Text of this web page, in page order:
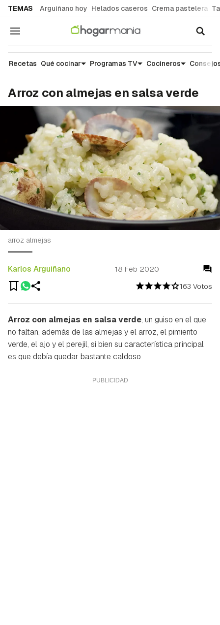
TEMAS Arguiñano hoy Helados caseros Crema pastelera
Navegación
Recetas
Recetas Qué cocinar Programas TV Cocineros
Arroz con almejas en salsa verde
163 Votos
Karlos Arguiñano 18 Feb 2020
arroz almejas
Arroz con almejas en salsa verde, un guiso en el que
no faltan, además de las almejas y el arroz, el pimiento
verde, el ajo y el perejil, si bien su característica principal
es que debía quedar bastante caldoso